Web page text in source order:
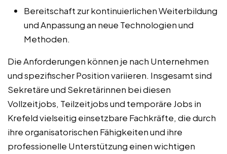
Bereitschaft zur kontinuierlichen Weiterbildung
und Anpassung an neue Technologien und
Methoden.
Die Anforderungen können je nach Unternehmen
und spezifischer Position variieren. Insgesamt sind
Sekretäre und Sekretärinnen bei diesen
Vollzeitjobs, Teilzeitjobs und temporäre Jobs in
Krefeld vielseitig einsetzbare Fachkräfte, die durch
ihre organisatorischen Fähigkeiten und ihre
professionelle Unterstützung einen wichtigen